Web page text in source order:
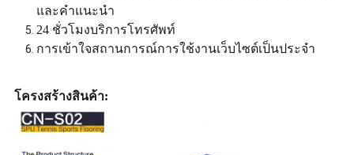
และคําแนะนํา
24 ชั่วโมงบริการโทรศัพท์
การเข้าใจสถานการณ์การใช้งานเว็บไซต์เป็นประจํา
โครงสร้างสินค้า: